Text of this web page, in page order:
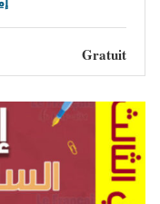
Gratuit